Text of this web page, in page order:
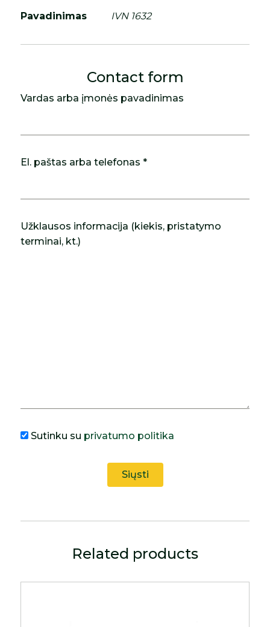
Pavadinimas IVN 1632
Contact form
Vardas arba įmonės pavadinimas
El. paštas arba telefonas *
Užklausos informacija (kiekis, pristatymo
terminai, kt.)
Sutinku su privatumo politika
Related products